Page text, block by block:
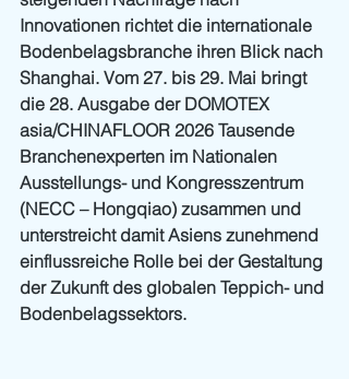
Innovationen richtet die internationale
Bodenbelagsbranche ihren Blick nach
Shanghai. Vom 27. bis 29. Mai bringt
die 28. Ausgabe der DOMOTEX
asia/CHINAFLOOR 2026 Tausende
Branchenexperten im Nationalen
Ausstellungs- und Kongresszentrum
(NECC – Hongqiao) zusammen und
unterstreicht damit Asiens zunehmend
einflussreiche Rolle bei der Gestaltung
der Zukunft des globalen Teppich- und
Bodenbelagssektors.